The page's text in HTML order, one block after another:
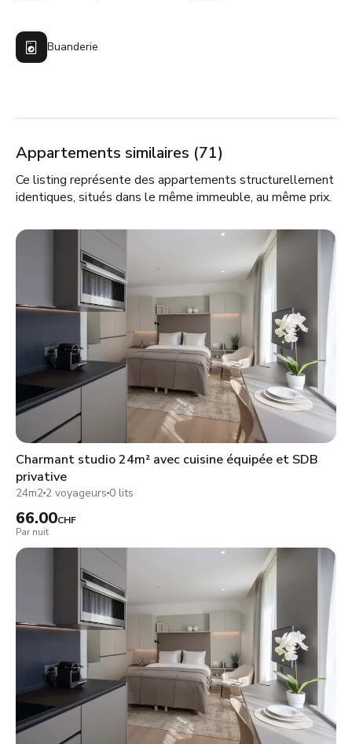
Buanderie
Appartements similaires (71)
Ce listing représente des appartements structurellement
identiques, situés dans le même immeuble, au même prix.
Charmant studio 24m² avec cuisine équipée et SDB
privative
24m2 2 voyageurs 0 lits
66.00CHF
Par nuit